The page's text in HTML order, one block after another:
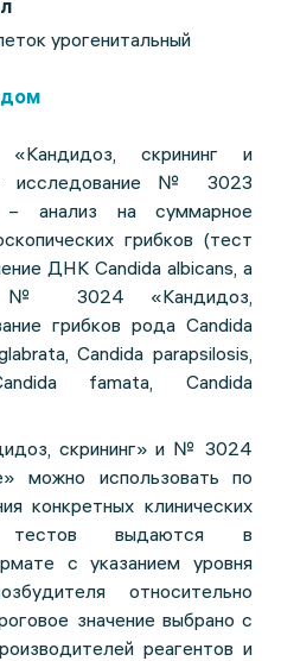
урогенитальный
дом
скрининг и
исследование № 3023
− анализ на суммарное
грибков (тест
ДНК Candida albicans, а
№ 3024 «Кандидоз,
грибков рода Candida
Candida parapsilosis,
famata, Candida
скрининг» и № 3024
можно использовать по
конкретных клинических
тестов выдаются в
с указанием уровня
относительно
значение выбрано с
реагентов и